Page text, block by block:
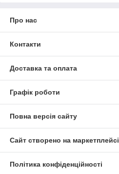
Про нас
Контакти
Доставка та оплата
Графік роботи
Повна версія сайту
Сайт створено на маркетплейсі
Політика конфіденційності